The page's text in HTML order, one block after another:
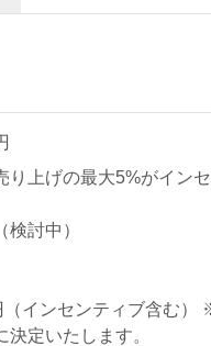
り上げの最大5%がイン
討中）
インセンティブ含む）
定いたします。